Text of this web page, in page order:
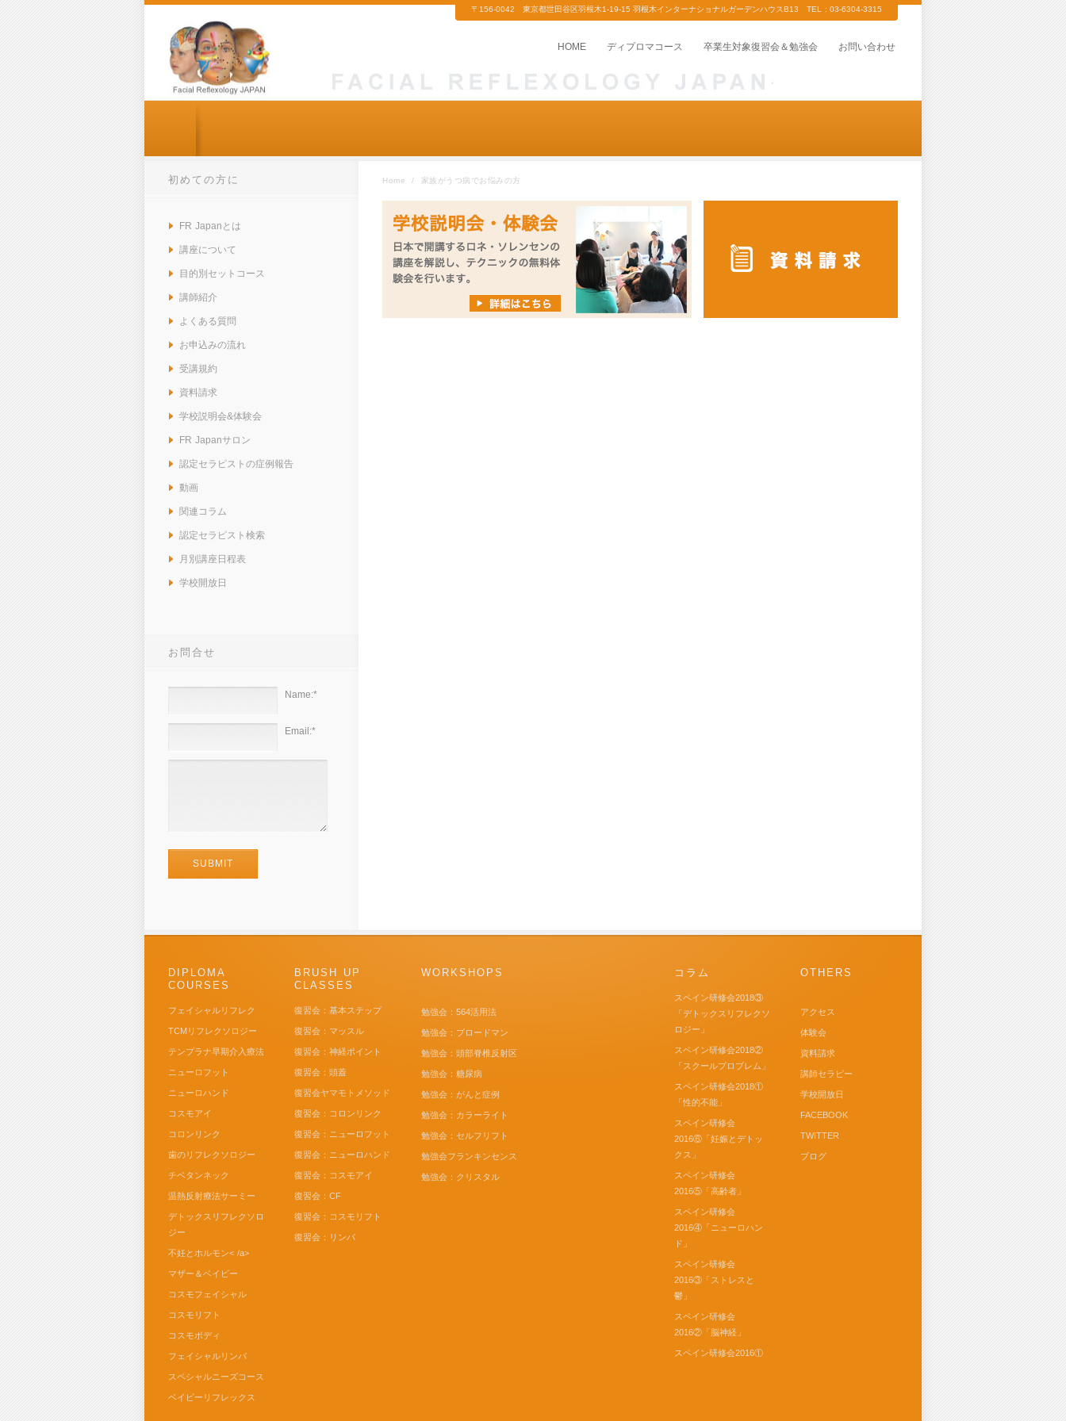
〒156-0042 東京都世田谷区羽根木1-19-15 羽根木インターナショナルガーデンハウスB13 TEL : 03-6304-3315
HOME ディプロマコース 卒業生対象復習会＆勉強会 お問い合わせ
Home / 家族がうつ病でお悩みの方
初めての方に
FR Japanとは
講座について
目的別セットコース
講師紹介
よくある質問
お申込みの流れ
受講規約
資料請求
学校説明会&体験会
FR Japanサロン
認定セラピストの症例報告
動画
関連コラム
認定セラピスト検索
月別講座日程表
学校開放日
お問合せ
Name:*
Email:*
DIPLOMA
COURSES
フェイシャルリフレク
TCMリフレクソロジー
テンプラナ早期介入療法
ニューロフット
ニューロハンド
コスモアイ
コロンリンク
歯のリフレクソロジー
チベタンネック
温熱反射療法サーミー
デトックスリフレクソロ
ジー
不妊とホルモン< /a>
マザー＆ベイビー
コスモフェイシャル
コスモリフト
コスモボディ
フェイシャルリンパ
スペシャルニーズコース
ベイビーリフレックス
BRUSH UP
CLASSES
復習会：基本ステップ
復習会：マッスル
復習会：神経ポイント
復習会：頭蓋
復習会ヤマモトメソッド
復習会：コロンリンク
復習会：ニューロフット
復習会：ニューロハンド
復習会：コスモアイ
復習会：CF
復習会：コスモリフト
復習会：リンパ
WORKSHOPS
勉強会：564活用法
勉強会：ブロードマン
勉強会：頭部脊椎反射区
勉強会：糖尿病
勉強会：がんと症例
勉強会：カラーライト
勉強会：セルフリフト
勉強会フランキンセンス
勉強会：クリスタル
コラム
スペイン研修会2018③
「デトックスリフレクソ
ロジー」
スペイン研修会2018②
「スクールプロブレム」
スペイン研修会2018①
「性的不能」
スペイン研修会
2016⑥「妊娠とデトッ
クス」
スペイン研修会
2016⑤「高齢者」
スペイン研修会
2016④「ニューロハン
ド」
スペイン研修会
2016③「ストレスと
鬱」
スペイン研修会
2016②「脳神経」
スペイン研修会2016①
OTHERS
アクセス
体験会
資料請求
講師セラピー
学校開放日
FACEBOOK
TWITTER
ブログ